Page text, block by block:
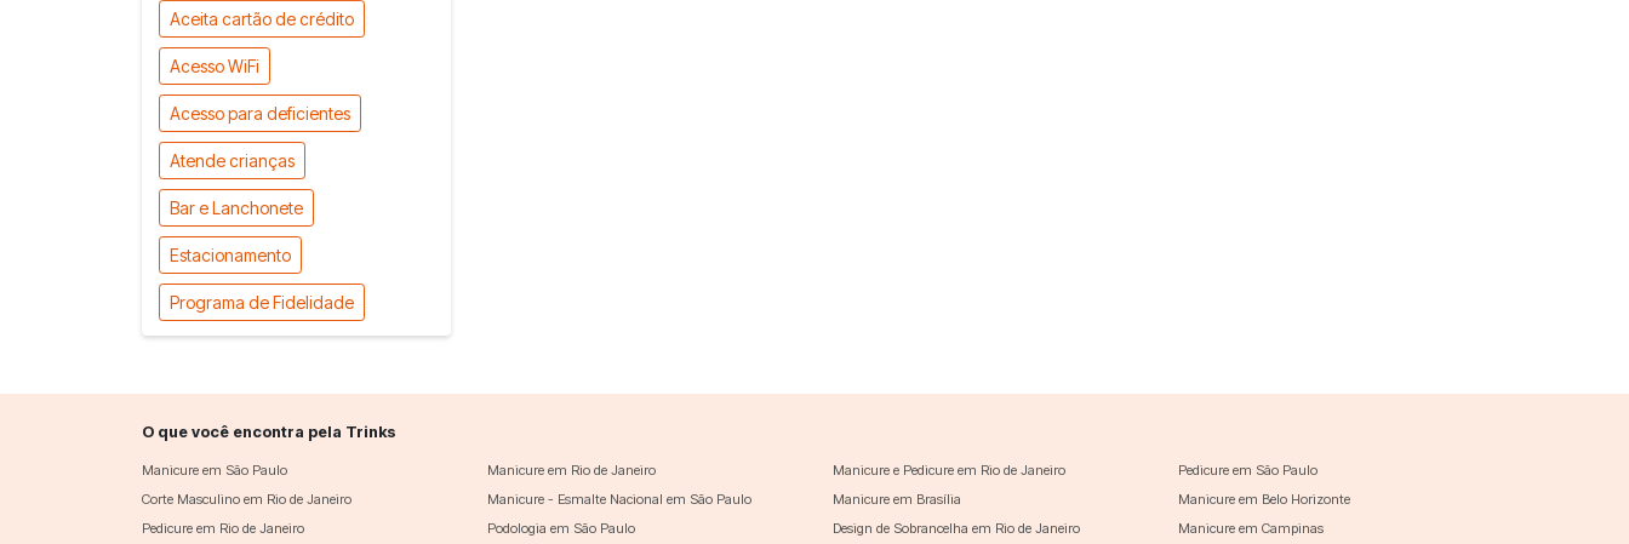
Aceita cartão de crédito
Acesso WiFi
Acesso para deficientes
Atende crianças
Bar e Lanchonete
Estacionamento
Programa de Fidelidade
O que você encontra pela Trinks
Manicure em São Paulo Manicure em Rio de Janeiro Manicure e Pedicure em Rio de Janeiro
Pedicure em São Paulo
Corte Masculino em Rio de Janeiro
Manicure - Esmalte Nacional em São Paulo Manicure em Brasília
Manicure em Belo Horizonte
Pedicure em Rio de Janeiro
Podologia em São Paulo Design de Sobrancelha em Rio de Janeiro Manicure em Campinas